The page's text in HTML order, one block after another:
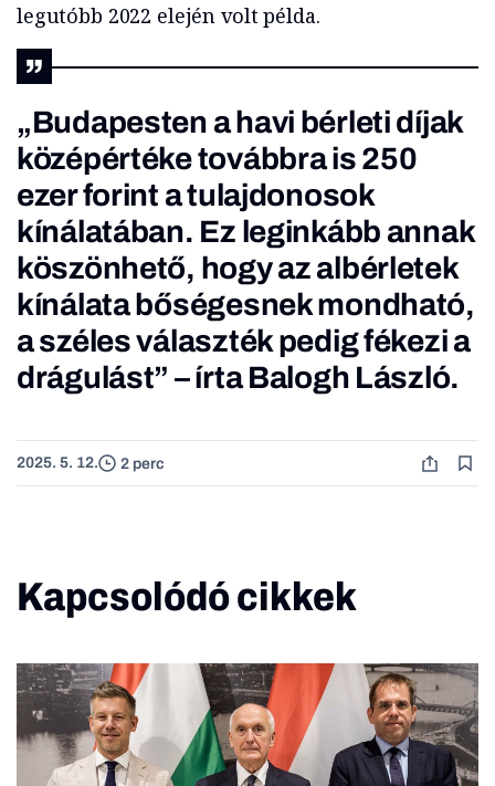
legutóbb 2022 elején volt példa.
„Budapesten a havi bérleti díjak
középértéke továbbra is 250
ezer forint a tulajdonosok
kínálatában. Ez leginkább annak
köszönhető, hogy az albérletek
kínálata bőségesnek mondható,
a széles választék pedig fékezi a
drágulást” – írta Balogh László.
2025. 5. 12. 2 perc
Kapcsolódó cikkek